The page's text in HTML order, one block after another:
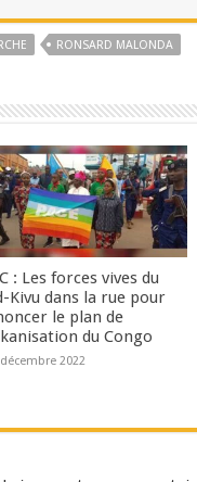
RONSARD MALONDA
: Les forces vives du
Kivu dans la rue pour
le plan de
du Congo
2022